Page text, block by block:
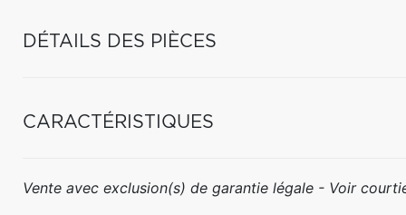
DÉTAILS DES PIÈCES
CARACTÉRISTIQUES
Vente avec exclusion(s) de garantie légale - Voir